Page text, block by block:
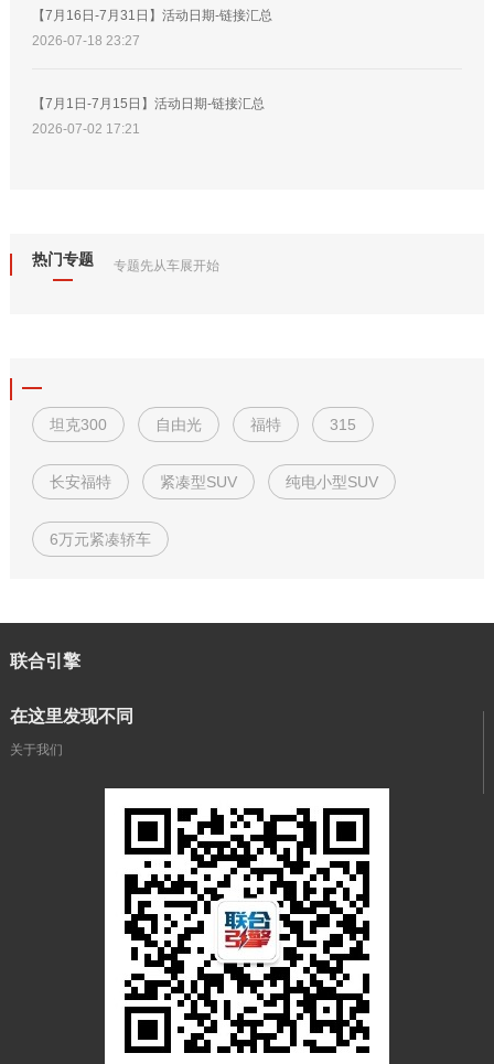
【7月16日-7月31日】活动日期-链接汇总
2026-07-18 23:27
【7月1日-7月15日】活动日期-链接汇总
2026-07-02 17:21
热门专题 专题先从车展开始
坦克300 自由光 福特 315
长安福特 紧凑型SUV 纯电小型SUV
6万元紧凑轿车
联合引擎
在这里发现不同
关于我们